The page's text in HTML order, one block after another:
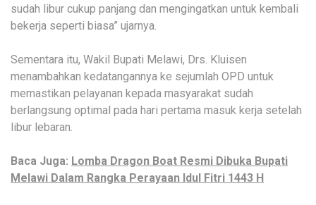
sudah libur cukup panjang dan mengingatkan untuk kembali
bekerja seperti biasa” ujarnya.
Sementara itu, Wakil Bupati Melawi, Drs. Kluisen
menambahkan kedatangannya ke sejumlah OPD untuk
memastikan pelayanan kepada masyarakat sudah
berlangsung optimal pada hari pertama masuk kerja setelah
libur lebaran.
Baca Juga: Lomba Dragon Boat Resmi Dibuka Bupati
Melawi Dalam Rangka Perayaan Idul Fitri 1443 H